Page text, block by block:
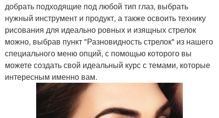
добрать подходящие под любой тип глаз, выбрать
нужный инструмент и продукт, а также освоить технику
рисования для идеально ровных и изящных стрелок
можно, выбрав пункт "Разновидность стрелок" из нашего
специального меню опций, с помощью которого вы
можете создать свой идеальный курс с темами, которые
интересным именно вам.